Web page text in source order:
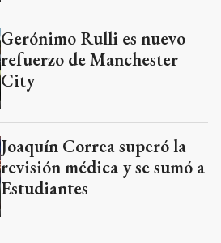
Gerónimo Rulli es nuevo
refuerzo de Manchester
City
Joaquín Correa superó la
revisión médica y se sumó a
Estudiantes